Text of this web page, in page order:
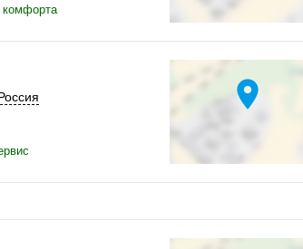
комфорта
location_on